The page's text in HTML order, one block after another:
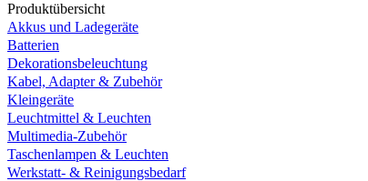
Produktübersicht
Akkus und Ladegeräte
Batterien
Dekorationsbeleuchtung
Kabel, Adapter & Zubehör
Kleingeräte
Leuchtmittel & Leuchten
Multimedia-Zubehör
Taschenlampen & Leuchten
Werkstatt- & Reinigungsbedarf